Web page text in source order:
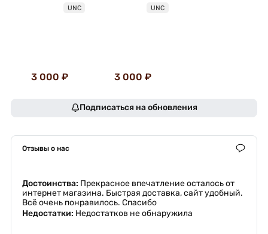
UNC
3 000 ₽
UNC
3 000 ₽
Подписаться на обновления
Отзывы о нас
Достоинства: Прекрасное впечатление осталось от
интернет магазина. Быстрая доставка, сайт удобный.
Всё очень понравилось. Спасибо
Недостатки: Недостатков не обнаружила